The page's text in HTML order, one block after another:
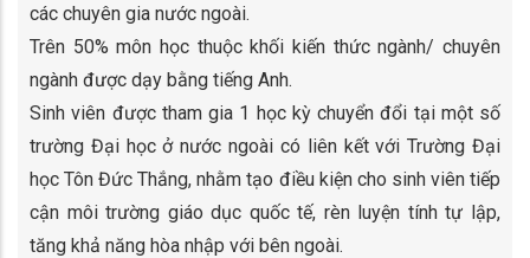
các chuyên gia nước ngoài.
Trên 50% môn học thuộc khối kiến thức ngành/ chuyên
ngành được dạy bằng tiếng Anh.
Sinh viên được tham gia 1 học kỳ chuyển đổi tại một số
trường Đại học ở nước ngoài có liên kết với Trường Đại
học Tôn Đức Thắng, nhằm tạo điều kiện cho sinh viên tiếp
cận môi trường giáo dục quốc tế, rèn luyện tính tự lập,
tăng khả năng hòa nhập với bên ngoài.